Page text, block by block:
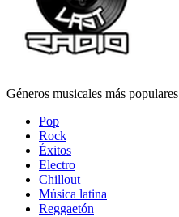
Géneros musicales más populares
Pop
Rock
Éxitos
Electro
Chillout
Música latina
Reggaetón